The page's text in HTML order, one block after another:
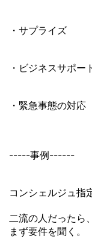
・サプライズ
・ビジネスサポー
・緊急事態の対応
-----事例------
コンシェルジュ指
二流の人だったら
まず要件を聞く。